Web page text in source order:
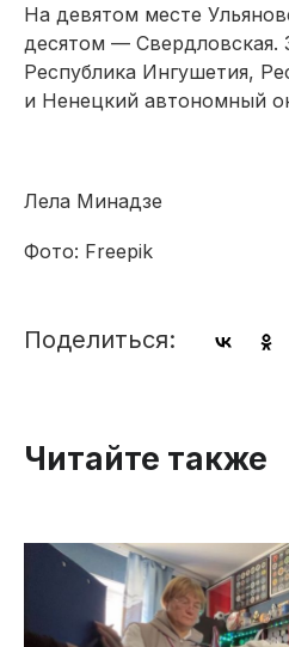
На девятом месте
десятом — Свердловская.
Республика Ингушетия,
и Ненецкий автономный
Лела Минадзе
Фото: Freepik
Поделиться:
Читайте также